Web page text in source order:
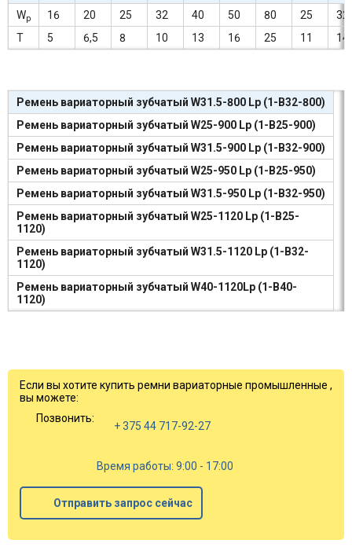
Wр 16 20 25 32 40 50 80 25
32
T
5 6,5 8 10 13 16 25 11 14
Ремень вариаторный зубчатый W31.5-800 Lp (1-В32-800)
Ремень вариаторный зубчатый W25-900 Lp (1-В25-900)
Ремень вариаторный зубчатый W31.5-900 Lp (1-В32-900)
Ремень вариаторный зубчатый W25-950 Lp (1-В25-950)
Ремень вариаторный зубчатый W31.5-950 Lp (1-В32-950)
Ремень вариаторный зубчатый W25-1120 Lp (1-В25-
1120)
Ремень вариаторный зубчатый W31.5-1120 Lp (1-В32-
1120)
Ремень вариаторный зубчатый W40-1120Lp (1-В40-
1120)
Если вы хотите купить ремни вариаторные промышленные ,
вы можете:
Позвонить:
+ 375 44 717-92-27
Время работы: 9:00 - 17:00
Отправить запрос сейчас